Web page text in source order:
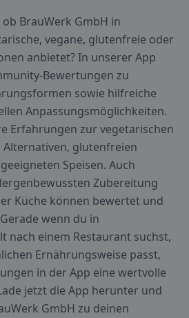
BrauWerk GmbH in
vegane, glutenfreie oder
anbietet? In unserer App
Bewertungen zu
sowie hilfreiche
Anpassungsmöglichkeiten.
Erfahrungen zur vegetarischen
Alternativen, glutenfreien
Speisen. Auch
Zubereitung
Küche können bewertet und
wenn du in
nach einem Restaurant suchst,
Ernährungsweise passt,
in der App eine wertvolle
jetzt die App herunter und
GmbH zu deinen